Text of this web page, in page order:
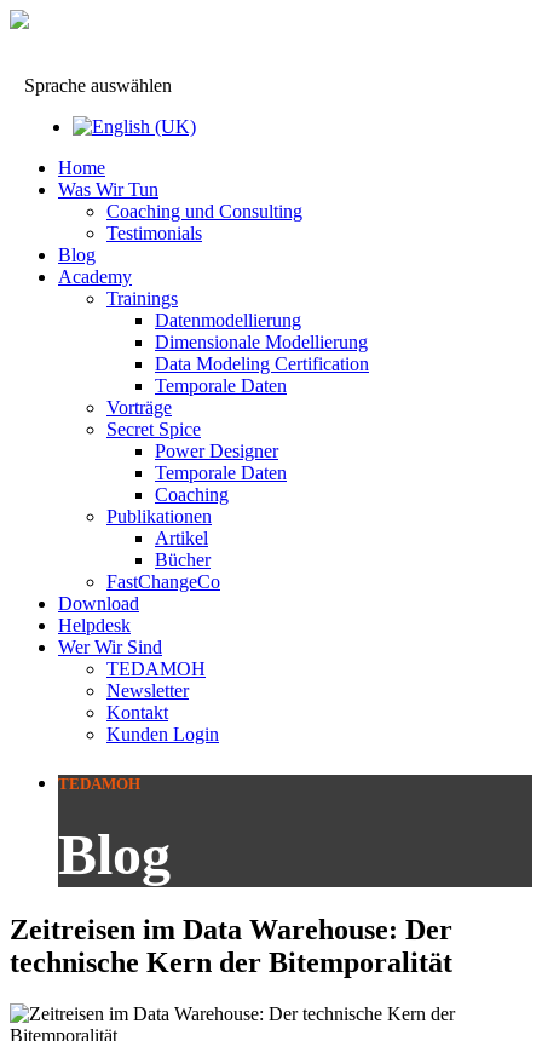
Sprache auswählen
Home
Was Wir Tun
Coaching und Consulting
Testimonials
Blog
Academy
Trainings
Datenmodellierung
Dimensionale Modellierung
Data Modeling Certification
Temporale Daten
Vorträge
Secret Spice
Power Designer
Temporale Daten
Coaching
Publikationen
Artikel
Bücher
FastChangeCo
Download
Helpdesk
Wer Wir Sind
TEDAMOH
Newsletter
Kontakt
Kunden Login
TEDAMOH
Blog
Zeitreisen im Data Warehouse: Der
technische Kern der Bitemporalität